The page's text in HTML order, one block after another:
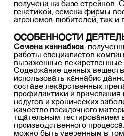
получена на базе стрейнов.
генетикой, семена фирмы
агрономов-любителей, так и
ОСОБЕННОСТИ
Семена каннабиса,
работы специалистов
выраженные лекарственные
Содержание ценных
использовать каннабис
составе лекарственных
профилактики и врачевания
недугов и хронических
качество посадочного
тщательным тестированием
производственного
можно быть уверенным в